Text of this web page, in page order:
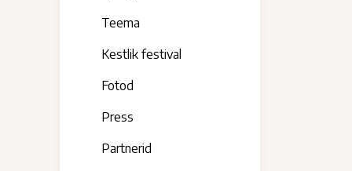
Teema
Kestlik festival
Fotod
Press
Partnerid